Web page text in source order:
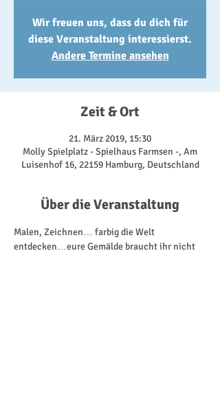
Wir freuen uns, dass du dich für
diese Veranstaltung interessierst.
Andere Termine ansehen
Zeit & Ort
21. März 2019, 15:30
Molly Spielplatz - Spielhaus Farmsen -, Am
Luisenhof 16, 22159 Hamburg, Deutschland
Über die Veranstaltung
Malen, Zeichnen… farbig die Welt
entdecken…eure Gemälde braucht ihr nicht